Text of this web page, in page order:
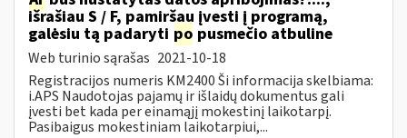
išrašiau S / F, pamiršau įvesti į programą,
galėsiu tą padaryti po pusmečio atbuline
Web turinio sąrašas 2021-10-18
Registracijos numeris KM2400 Ši informacija skelbiama:
i.APS Naudotojas pajamų ir išlaidų dokumentus gali
įvesti bet kada per einamąjį mokestinį laikotarpį.
Pasibaigus mokestiniam laikotarpiui,...